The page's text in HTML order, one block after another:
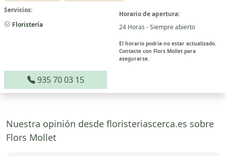
Servicios:
Floristería
Horario de apertura:
24 Horas - Siempre abierto
El horario podría no estar actualizado.
Contacte con Flors Mollet para
asegurarse.
935 70 03 15
Nuestra opinión desde floristeriascerca.es sobre
Flors Mollet